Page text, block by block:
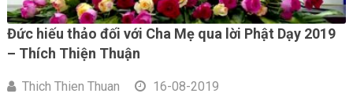
Đức hiếu thảo đối với Cha Mẹ qua lời Phật Dạy 2019
– Thích Thiện Thuận
Thich Thien Thuan
16-08-2019